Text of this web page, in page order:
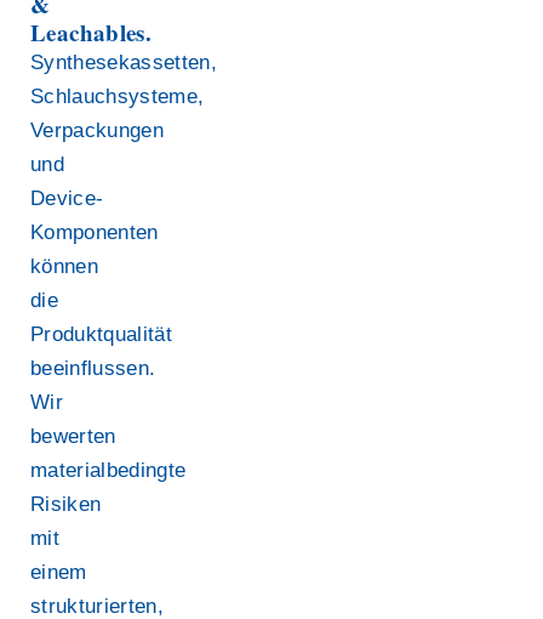
Leachables.
Synthesekassetten,
Schlauchsysteme,
Verpackungen
und
Device-
Komponenten
können
die
Produktqualität
beeinflussen.
Wir
bewerten
materialbedingte
Risiken
mit
einem
strukturierten,